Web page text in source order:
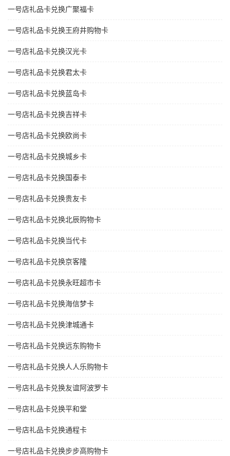
一号店礼品卡兑换广聚福卡
一号店礼品卡兑换王府井购物卡
一号店礼品卡兑换汉光卡
一号店礼品卡兑换君太卡
一号店礼品卡兑换蓝岛卡
一号店礼品卡兑换吉祥卡
一号店礼品卡兑换欧尚卡
一号店礼品卡兑换城乡卡
一号店礼品卡兑换国泰卡
一号店礼品卡兑换贵友卡
一号店礼品卡兑换北辰购物卡
一号店礼品卡兑换当代卡
一号店礼品卡兑换京客隆
一号店礼品卡兑换永旺超市卡
一号店礼品卡兑换海信梦卡
一号店礼品卡兑换津城通卡
一号店礼品卡兑换远东购物卡
一号店礼品卡兑换人人乐购物卡
一号店礼品卡兑换友谊阿波罗卡
一号店礼品卡兑换平和堂
一号店礼品卡兑换通程卡
一号店礼品卡兑换步步高购物卡